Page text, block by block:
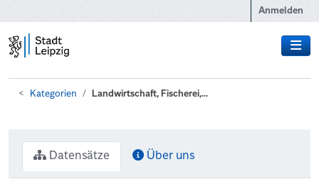
Anmelden
Kategorien Landwirtschaft, Fischerei,...
Datensätze Über uns